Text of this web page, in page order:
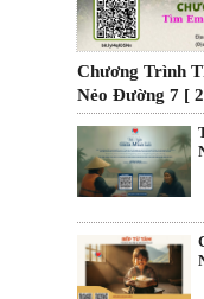
Chương Trình
Nẻo Đường 7 [